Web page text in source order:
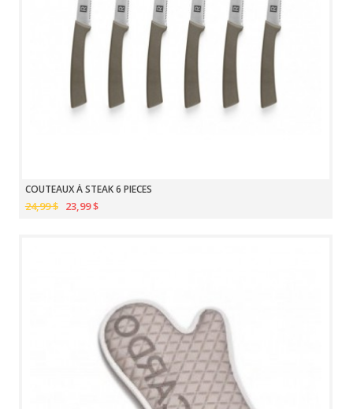
COUTEAUX À STEAK 6 PIECES
24,99 $ 23,99 $